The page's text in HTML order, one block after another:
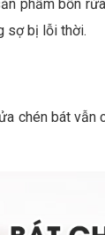
phẩm bồn
sợ bị lỗi thời.
chén bát vẫn